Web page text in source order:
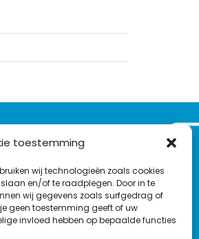
toestemming
wij technologieën zoals cookies
en/of te raadplegen. Door in te
wij gegevens zoals surfgedrag of
je geen toestemming geeft of uw
invloed hebben op bepaalde functies
OP:
F
a
c
Y
o
u
C
o
n